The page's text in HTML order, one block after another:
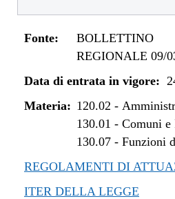
Fonte:
REGIONALE 09/
Data di entrata in vigore:
Materia: 120.02 -
130.01 - Comuni e
130.07- Funzioni
REGOLAMENTI DI
ITER DELLA LEGGE